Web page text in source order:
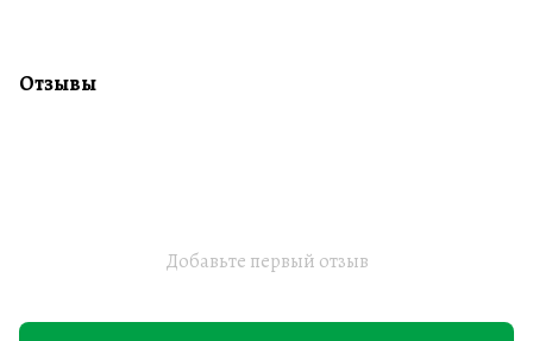
Отзывы
Добавьте первый отзыв